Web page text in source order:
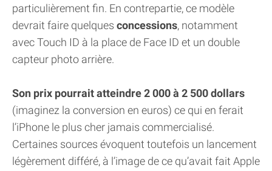
particulièrement fin. En contrepartie, ce modèle
devrait faire quelques concessions, notamment
avec Touch ID à la place de Face ID et un double
capteur photo arrière.
Son prix pourrait atteindre 2 000 à 2 500 dollars
(imaginez la conversion en euros) ce qui en ferait
l’iPhone le plus cher jamais commercialisé.
Certaines sources évoquent toutefois un lancement
légèrement différé, à l’image de ce qu’avait fait Apple